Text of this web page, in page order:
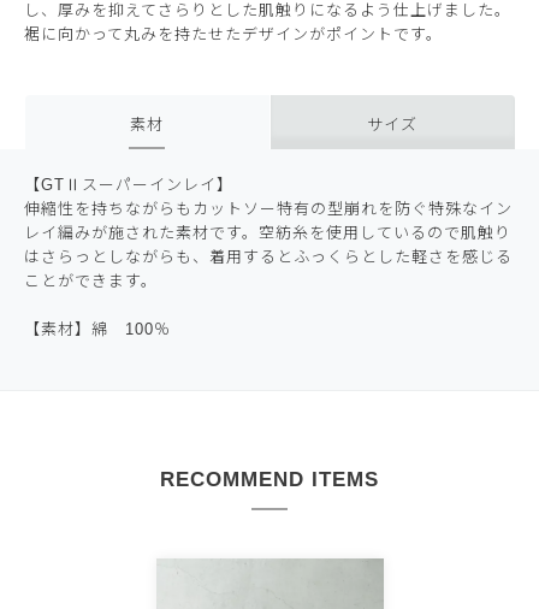
し、厚みを抑えてさらりとした肌触りになるよう仕上げました。
裾に向かって丸みを持たせたデザインがポイントです。
素材 サイズ
【GTⅡスーパーインレイ】
伸縮性を持ちながらもカットソー特有の型崩れを防ぐ特殊なイン
レイ編みが施された素材です。空紡糸を使用しているので肌触り
はさらっとしながらも、着用するとふっくらとした軽さを感じる
ことができます。
【素材】綿 100％
RECOMMEND ITEMS